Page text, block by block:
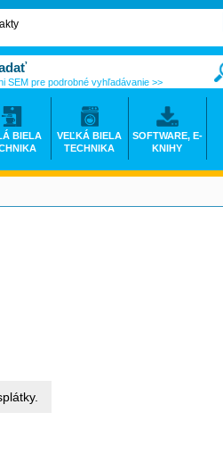
SEM pre podrobné vyhľadávanie >>
BIELA
VEĽKÁ BIELA
TECHNIKA
SOFTWARE, E-
KNIHY